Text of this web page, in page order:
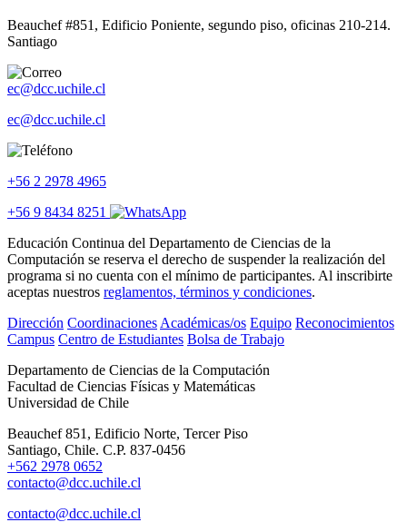
Beauchef #851, Edificio Poniente, segundo piso, oficinas 210-214.
Santiago
ec@dcc.uchile.cl
ec@dcc.uchile.cl
+56 2 2978 4965
+56 9 8434 8251
Educación Continua del Departamento de Ciencias de la
Computación se reserva el derecho de suspender la realización del
programa si no cuenta con el mínimo de participantes. Al inscribirte
aceptas nuestros reglamentos, términos y condiciones.
Dirección Coordinaciones Académicas/os Equipo Reconocimientos
Campus Centro de Estudiantes Bolsa de Trabajo
Departamento de Ciencias de la Computación
Facultad de Ciencias Físicas y Matemáticas
Universidad de Chile
Beauchef 851, Edificio Norte, Tercer Piso
Santiago, Chile. C.P. 837-0456
+562 2978 0652
contacto@dcc.uchile.cl
contacto@dcc.uchile.cl